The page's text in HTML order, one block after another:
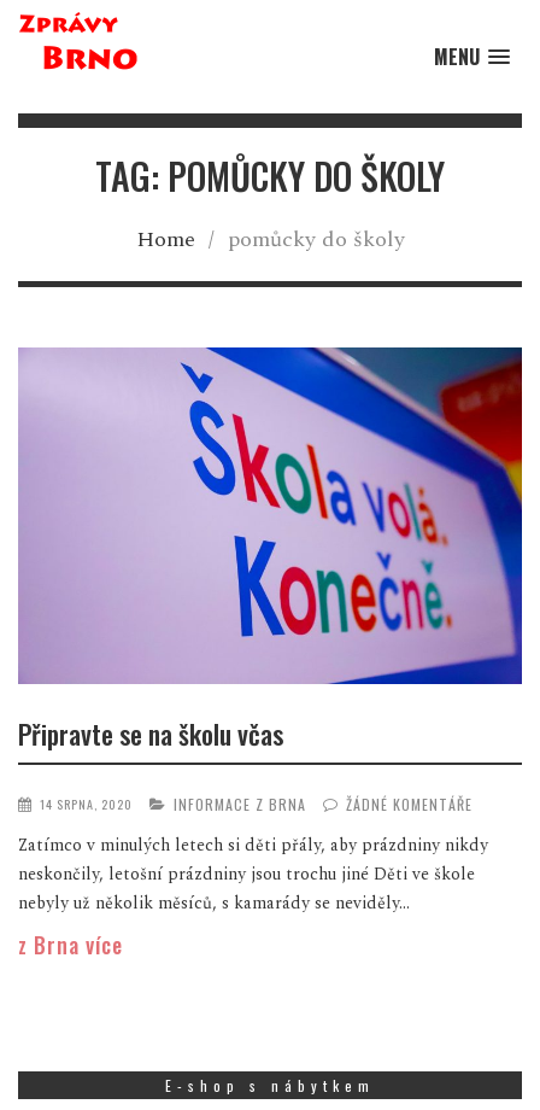
MENU
TAG: POMŮCKY DO ŠKOLY
Home / pomůcky do školy
Připravte se na školu včas
14 SRPNA, 2020 INFORMACE Z BRNA ŽÁDNÉ KOMENTÁŘE
Zatímco v minulých letech si děti přály, aby prázdniny nikdy
neskončily, letošní prázdniny jsou trochu jiné Děti ve škole
nebyly už několik měsíců, s kamarády se neviděly...
z Brna více
E-shop s nábytkem